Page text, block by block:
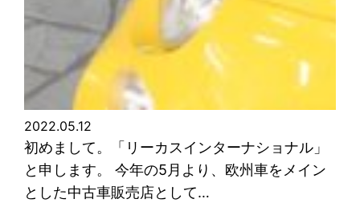
2022.05.12
初めまして。「リーカスインターナショナル」
と申します。 今年の5月より、欧州車をメイン
とした中古車販売店として…